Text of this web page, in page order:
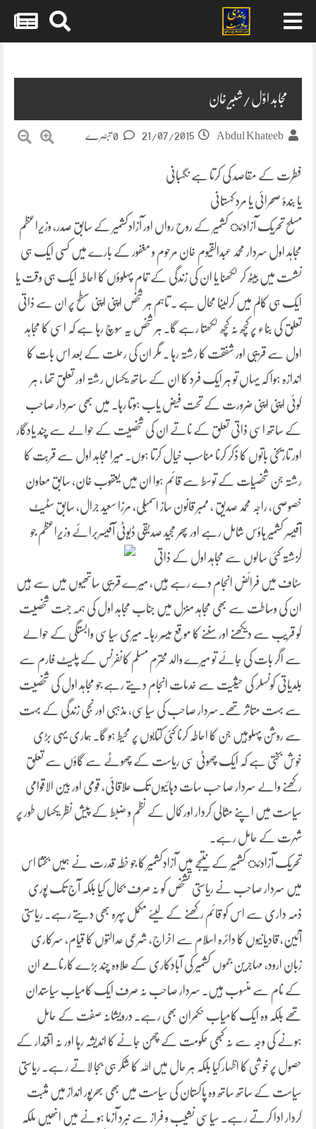
مجاہد اوّل/شبیر خان
Abdul Khateeb
21/07/2015
فطرت کے مقاصد کی کرتا ہے نگہبانی
یا بندۂ صحرائی یا مرد کہستانی
مسلح تحریک آزادئ کشمیر کے روح رواں اور آزادکشمیر کے سابق صدر، وزیراعظم
مجاہد اول سردار محمد عبدالقیوم خان مرحوم و مغفور کے بارے میں کسی ایک ہی
نشست میں بیٹھ کر لکھنا یا ان کی زندگی کے تمام پہلوؤں کا احاطہ ایک ہی وقت یا
ایک ہی کالم میں کرلینا محال ہے ۔ تاہم ہر شخص اپنی اپنی سطح پر ان سے ذاتی
تعلق کی بناء پر کچھ نہ کچھ لکھتا رہے گا۔ ہر شخص یہ سوچ رہا ہے کہ اسی کا مجاہد
اول سے قریبی اور شفقت کا رشتہ رہا ۔ مگر ان کی رحلت کے بعد اس بات کا
اندازہ ہوا کہ یہاں تو ہر ایک فرد کا ان کے ساتھ یکساں رشتہ اور تعلق تھا ، ہر
کوئی اپنی اپنی ضرورت کے تحت فیض یاب ہوتا رہا۔ میں بھی سردار صاحب
کے ساتھ اسی ذاتی تعلق کے ناتے ان کی شخصیت کے حوالے سے چند یادگار
اور تاریخی باتوں کا ذکر کرنا مناسب خیال کرتا ہوں۔ میرا مجاہد اول سے قربت کا
رشتہ جن شخصیات کے توسط سے قائم ہوا ان میں یعقوب خان، سابق معاون
خصوصی، راجہ محمد صدیق ، ممبر قانون ساز اسمبلی، مرزا سعید جرال، سابق سٹیٹ
آفیسر کشمیر ہاؤس شامل رہے اور پھر مجید صدیقی ڈیوٹی آفیسربرائے وزیراعظم جو
گزشتہ کئی سالوں سے مجاہد اول کے ذاتی
سٹاف میں فرائض انجام دے رہے ہیں، میرے قریبی ساتھیوں میں سے ہیں
انکی وساطت سے بھی مجاہد منزل میں جناب مجاہد اول کی ہمہ جہت شخصیت
کوقریب سے دیکھنے اور سننے کا موقع میسّر رہا۔ میری سیاسی وابستگی کے حوالے
سے اگر بات کی جائے تو میرے والد محترم مسلم کانفرنس کے پلیٹ فارم سے
بلدیاتی کونسلر کی حیثیت سے خدمات انجام دیتے رہے جو مجاہد اول کی شخصیت
سے بہت متاثر تھے۔سردار صاحب کی سیاسی، مذہبی اور نجی زندگی کے بہت
سے روشن پہلوہیں جن کا احاطہ کرنا کئی کتابوں پر محیط ہو گا۔ ہماری یہی بڑی
خوش بختی ہے کہ ایک چھوٹی سی ریاست کے چھوٹے سے گاؤں سے تعلق
رکھنے والے سردار صا حب سات دہائیوں تک علاقائی، قومی اور بین الاقوامی
سیاست میں اپنے مثالی کردار اور کمال کے نظم و ضبط کے پیش نظر یکساں طور پر
شہرت کے حامل رہے۔
تحریک آزادئ کشمیر کے نتیجے میں آزادکشمیر کا جو خطہ قدرت نے ہمیں بخشا اس
میں سردار صاحب نے ریاستی تشخص کو نہ صرف بحال کیا بلکہ آج تک پوری
ذمہ داری سے اس کو قائم رکھنے کے لیئے مکمل پہرہ بھی دیتے رہے۔ ریاستی
آئین، قادیانیوں کا دائرہ اسلام سے اخراج، شرعی عدالتوں کا قیام، سرکاری
زبان ارود، مہاجرین جموں کشمیر کی آبادکاری کے علاوہ چند بڑے کارنامے ان
کے نام سے منسوب ہیں۔ سردار صاحب نہ صرف ایک کامیاب سیاستدان
تھے بلکہ وہ ایک کامیاب حکمران بھی رہے۔ درویشانہ صفت کے حامل
ہونے کی وجہ سے نہ کبھی حکومت کے چھن جانے کا اندیشہ رہا اور نہ اقتدار کے
حصول پر خوشی کا اظہار کیا بلکہ ہر حال میں اللہ کا شکر ہی بجا لاتے رہے۔ ریاستی
سیاست کے ساتھ ساتھ وہ پاکستان کی سیاست میں بھی بھرپور انداز میں مثبت
کردار ادا کرتے رہے۔ سیاسی نشیب و فراز سے نبرد آزما ہونے میں انھیں ملکہ